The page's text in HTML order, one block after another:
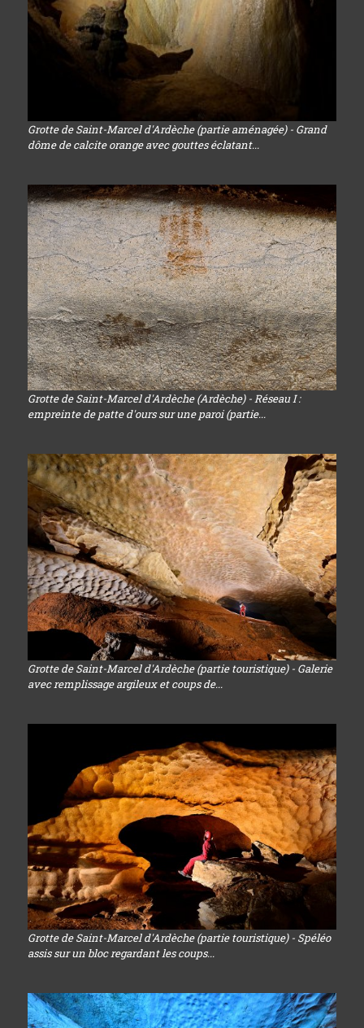
Grotte de Saint-Marcel d'Ardèche (partie aménagée) - Grand
dôme de calcite orange avec gouttes éclatant...
Grotte de Saint-Marcel d'Ardèche (Ardèche) - Réseau I :
empreinte de patte d'ours sur une paroi (partie...
Grotte de Saint-Marcel d'Ardèche (partie touristique) - Galerie
avec remplissage argileux et coups de...
Grotte de Saint-Marcel d'Ardèche (partie touristique) - Spéléo
assis sur un bloc regardant les coups...